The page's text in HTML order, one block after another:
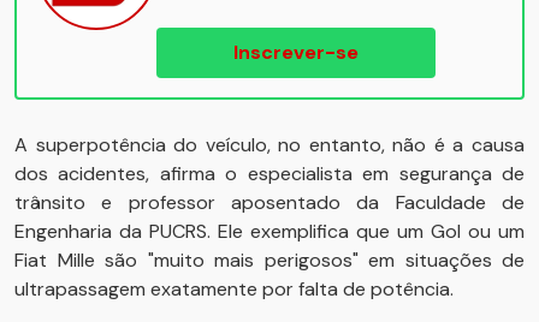
Inscrever-se
A superpotência do veículo, no entanto, não é a causa
dos acidentes, afirma o especialista em segurança de
trânsito e professor aposentado da Faculdade de
Engenharia da PUCRS. Ele exemplifica que um Gol ou um
Fiat Mille são "muito mais perigosos" em situações de
ultrapassagem exatamente por falta de potência.